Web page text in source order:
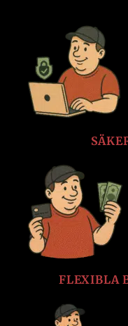
FLEXIBLA